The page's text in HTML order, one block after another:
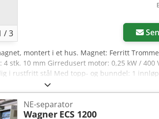
/3
montert i et hus. Magnet: Ferritt
stk. 10 mm Girredusert motor: 0,25 kW / 400
i rustfritt stål Med topp- og bunndel: 1
kan tas av Csdpfx Aeznmunsflsrf
NE-separator
Wagner ECS 1200